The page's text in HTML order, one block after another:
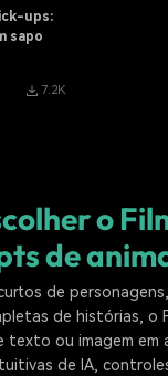
ups:
sapo
7.2K
o
de
de
de histórias, o
ou imagem em
de IA,